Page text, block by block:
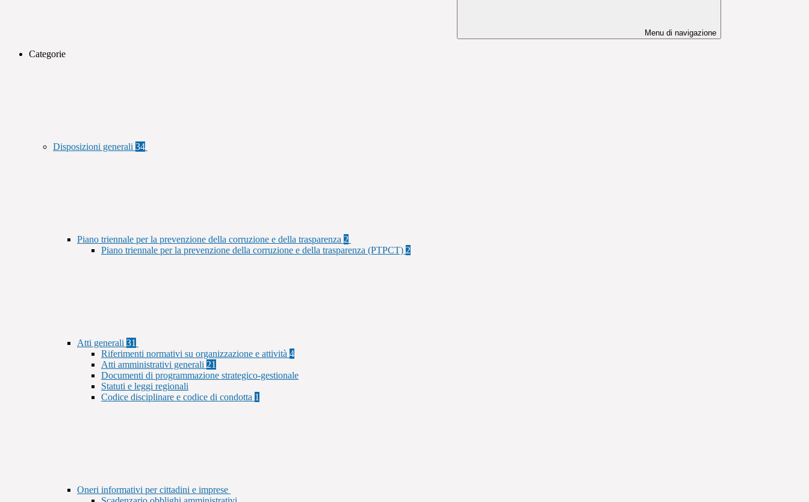
Menu di navigazione
Categorie
Disposizioni generali 34
Piano triennale per la prevenzione della corruzione e della trasparenza 2
Piano triennale per la prevenzione della corruzione e della trasparenza (PTPCT) 2
Atti generali 31
Riferimenti normativi su organizzazione e attività 4
Atti amministrativi generali 21
Documenti di programmazione strategico-gestionale
Statuti e leggi regionali
Codice disciplinare e codice di condotta 1
Oneri informativi per cittadini e imprese